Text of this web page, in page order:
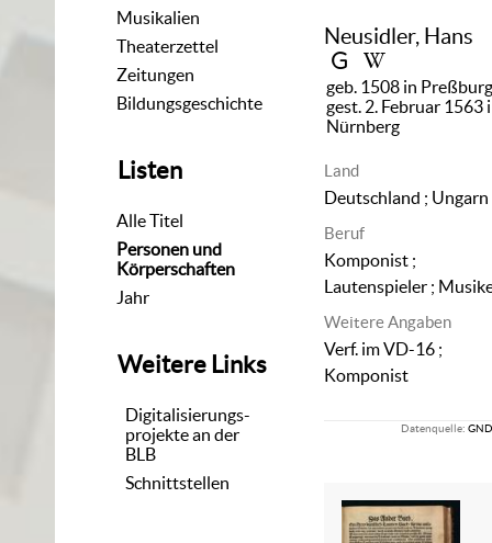
Musikalien
Theaterzettel
Zeitungen
Bildungsgeschichte
Listen
Alle Titel
Personen und
Körperschaften
Jahr
Weitere Links
Digitalisierungs-
projekte an der
BLB
Schnittstellen
Neusidler, Hans
geb. 1508 in
gest. 2. Februar 1563
Nürnberg
Land
Deutschland ; Ungarn
Beruf
Komponist ;
Lautenspieler ;
Weitere Angaben
Verf. im VD-16 ;
Komponist
Datenquelle: